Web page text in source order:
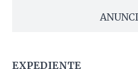
EXPEDIENTE